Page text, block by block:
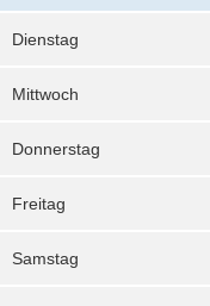
Dienstag
Mittwoch
Donnerstag
Freitag
Samstag